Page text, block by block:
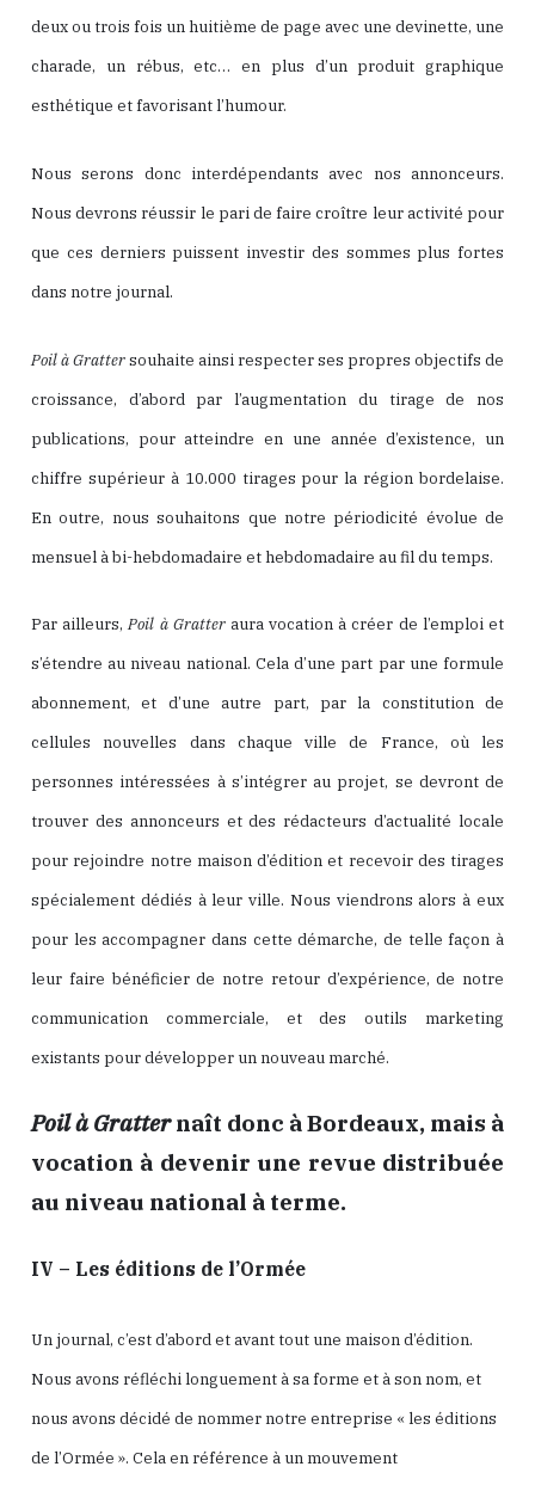
deux ou trois fois un huitième de page avec une devinette, une
charade, un rébus, etc… en plus d’un produit graphique
esthétique et favorisant l’humour.
Nous serons donc interdépendants avec nos annonceurs.
Nous devrons réussir le pari de faire croître leur activité pour
que ces derniers puissent investir des sommes plus fortes
dans notre journal.
Poil à Grattersouhaite ainsi respecter ses propres objectifs de
croissance, d’abord par l’augmentation du tirage de nos
publications, pour atteindre en une année d’existence, un
chiffre supérieur à 10.000 tirages pour la région bordelaise.
En outre, nous souhaitons que notre périodicité évolue de
mensuel à bi-hebdomadaire et hebdomadaire au fil du temps.
Par ailleurs,Poil à Gratteraura vocation à créer de l’emploi et
s’étendre au niveau national. Cela d’une part par une formule
abonnement, et d’une autre part, par la constitution de
cellules nouvelles dans chaque ville de France, où les
personnes intéressées à s’intégrer au projet, se devront de
trouver des annonceurs et des rédacteurs d’actualité locale
pour rejoindre notre maison d’édition et recevoir des tirages
spécialement dédiés à leur ville. Nous viendrons alors à eux
pour les accompagner dans cette démarche, de telle façon à
leur faire bénéficier de notre retour d’expérience, de notre
communication commerciale, et des outils marketing
existants pour développer un nouveau marché.
Poil à Gratternaît donc à Bordeaux, mais à
vocation à devenir une revue distribuée
au niveau national à terme.
IV – Les éditions de l’Ormée
Un journal, c’est d’abord et avant tout une maison d’édition.
Nous avons réfléchi longuement à sa forme et à son nom, et
nous avons décidé de nommer notre entreprise « les éditions
de l’Ormée ». Cela en référence à un mouvement